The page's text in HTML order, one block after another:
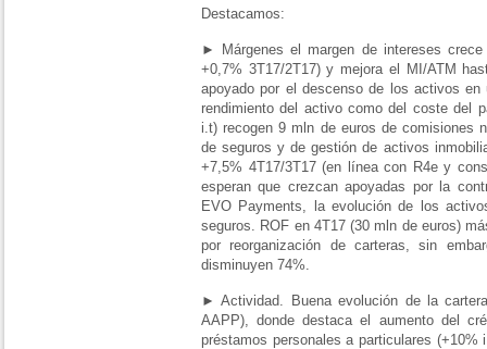
Destacamos:
► Márgenes el margen de intereses
+0,7% 3T17/2T17) y mejora el MI/ATM
apoyado por el descenso de los activos
rendimiento del activo como del coste del
i.t) recogen 9 mln de euros de comisiones
de seguros y de gestión de activos
+7,5% 4T17/3T17 (en línea con R4e y
esperan que crezcan apoyadas por la
EVO Payments, la evolución de los
seguros. ROF en 4T17 (30 mln de euros)
por reorganización de carteras, sin
disminuyen 74%.
► Actividad. Buena evolución de la
AAPP), donde destaca el aumento del
préstamos personales a particulares (+10%